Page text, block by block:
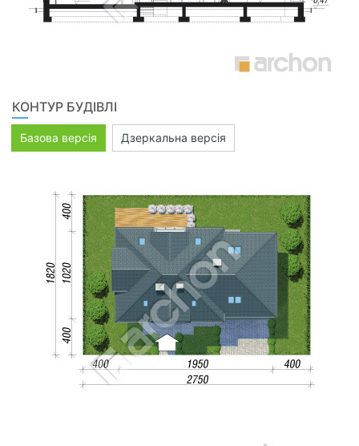
КОНТУР БУДІВЛІ
Базова версія Дзеркальна версія